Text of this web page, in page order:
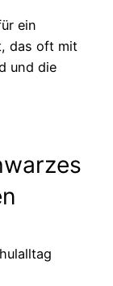
ein
das oft mit
und die